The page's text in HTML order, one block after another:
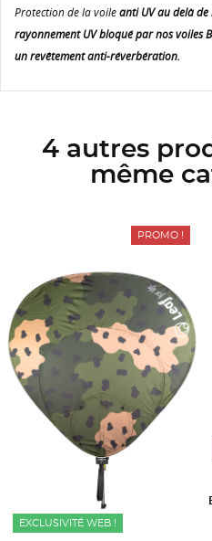
Protection de la voileanti UV au delà de
rayonnement UV bloqué par nos voiles
un revêtement anti-réverbération.
4 autres
même
EXCLUSIVITÉ WEB !
PROMO !